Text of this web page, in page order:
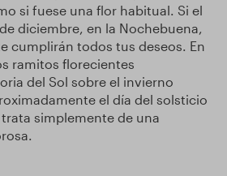
si fuese una flor habitual. Si el
diciembre, en la Nochebuena,
cumplirán todos tus deseos. En
ramitos florecientes
del Sol sobre el invierno
el día del solsticio
simplemente de una